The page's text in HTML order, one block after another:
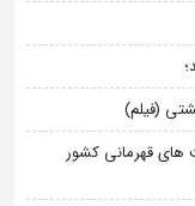
(فیلم)
های قهرمانی کشور